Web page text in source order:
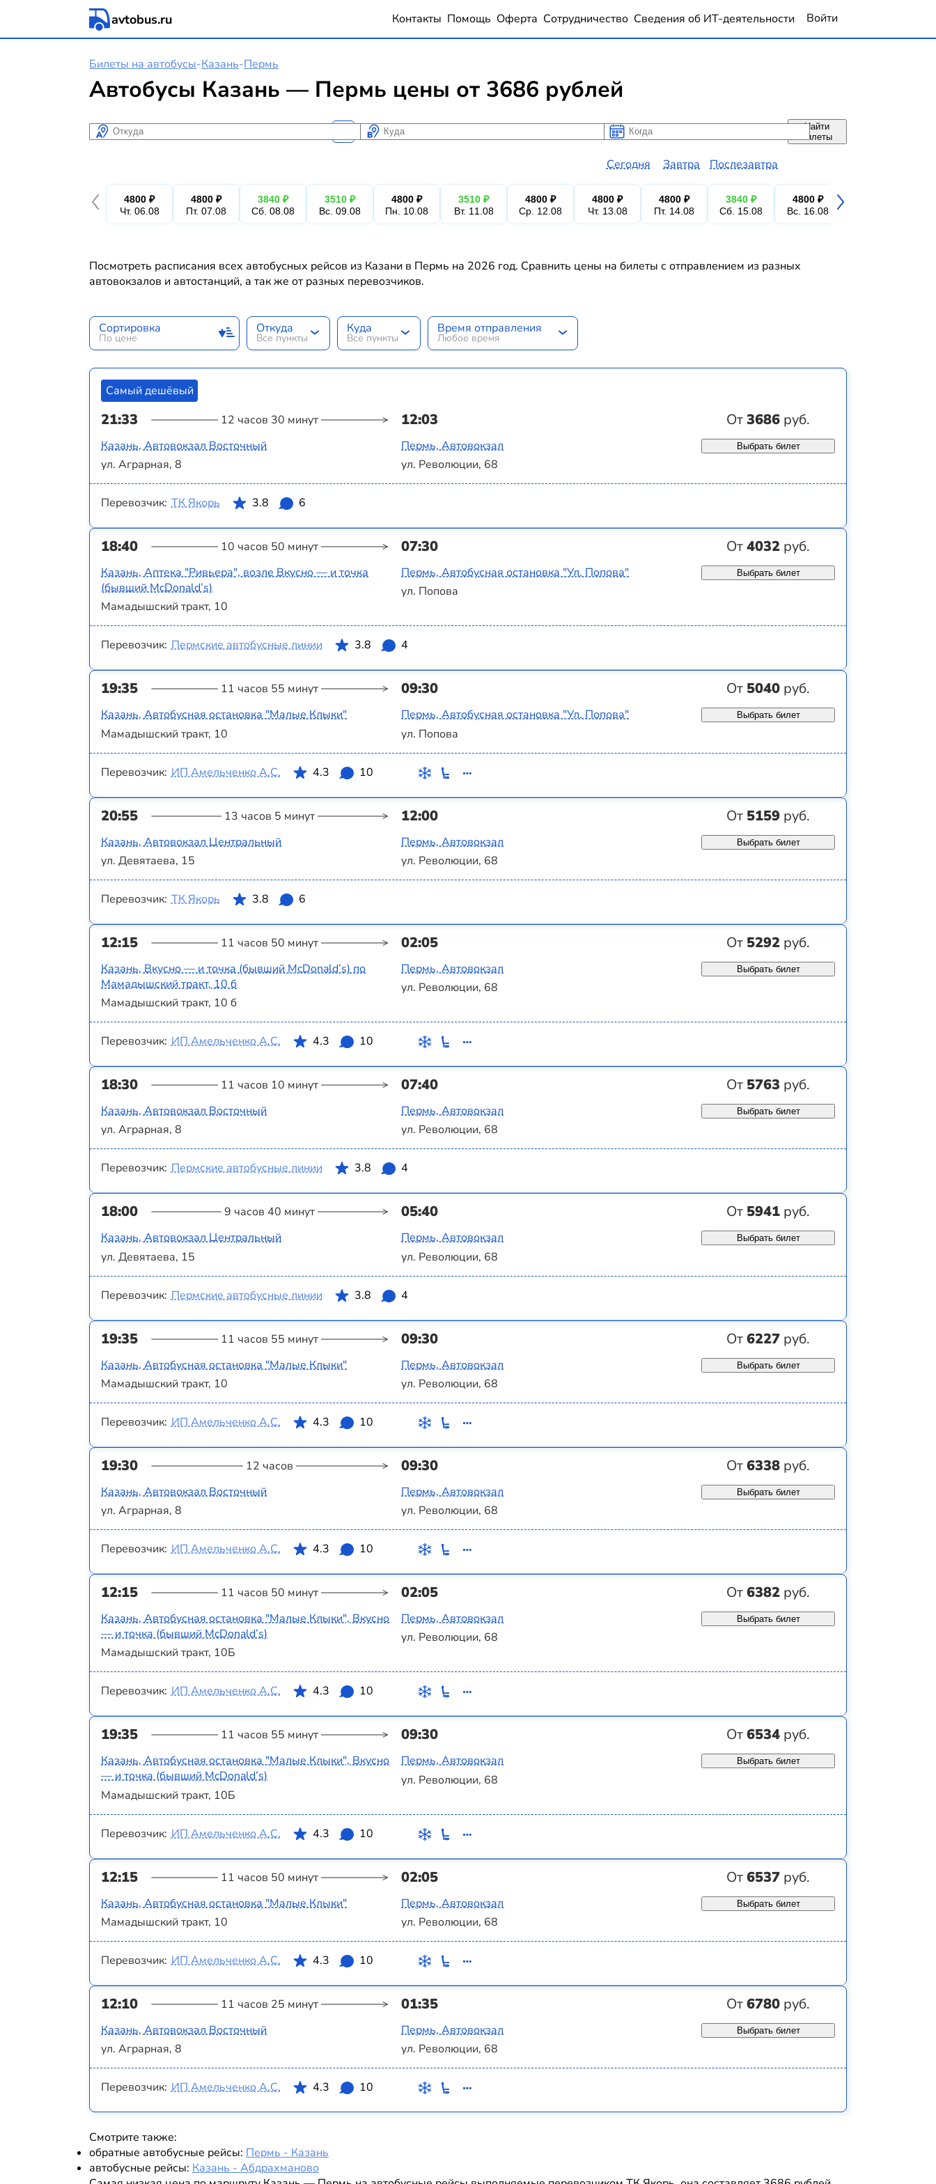
avtobus.ru Контакты Помощь Оферта Сотрудничество Сведения об ИТ-деятельности Войти
Билеты на автобусы-Казань-Пермь
Автобусы Казань — Пермь цены от 3686 рублей
Откуда Куда Когда
Когда
Сегодня Завтра Послезавтра
Найти
билеты
4800 ₽
Чт. 06.08
4800 ₽
Пт. 07.08
3840 ₽
Сб. 08.08
3510 ₽
Вс. 09.08
4800 ₽
Пн. 10.08
3510 ₽
Вт. 11.08
4800 ₽
Ср. 12.08
4800 ₽
Чт. 13.08
4800 ₽
Пт. 14.08
3840 ₽
Сб. 15.08
4800 ₽
Вс. 16.08
Посмотреть расписания всех автобусных рейсов из Казани в Пермь на 2026 год. Сравнить цены на билеты с отправлением из разных
автовокзалов и автостанций, а так же от разных перевозчиков.
Сортировка
По цене
Откуда
Все пункты
Куда
Все пункты
Время отправления
Любое время
Самый дешёвый
21:33 12 часов 30 минут 12:03 От3686 руб.
Казань, Автовокзал Восточный
ул. Аграрная, 8
Пермь, Автовокзал
ул. Революции, 68
Выбрать билет
Перевозчик: ТК Якорь 3.8 6
18:40 10 часов 50 минут 07:30 От4032 руб.
Казань, Аптека "Ривьера", возле Вкусно — и точка
(бывший McDonald’s)
Мамадышский тракт, 10
Пермь, Автобусная остановка "Ул. Попова"
ул. Попова
Выбрать билет
Перевозчик: Пермские автобусные линии 3.8 4
19:35 11 часов 55 минут 09:30 От 5040 руб.
Казань, Автобусная остановка "Малые Клыки"
Мамадышский тракт, 10
Пермь, Автобусная остановка "Ул. Попова"
ул. Попова
Выбрать билет
Перевозчик: ИП Амельченко А.С. 4.3 10
20:55 13 часов 5 минут 12:00 От 5159 руб.
Казань, Автовокзал Центральный
ул. Девятаева, 15
Пермь, Автовокзал
ул. Революции, 68
Выбрать билет
Перевозчик: ТК Якорь 3.8 6
12:15 11 часов 50 минут 02:05 От 5292 руб.
Казань, Вкусно — и точка (бывший McDonald’s) по
Мамадышский тракт, 10 б
Мамадышский тракт, 10 б
Пермь, Автовокзал
ул. Революции, 68
Выбрать билет
Перевозчик: ИП Амельченко А.С. 4.3 10
18:30 11 часов 10 минут 07:40 От 5763 руб.
Казань, Автовокзал Восточный
ул. Аграрная, 8
Пермь, Автовокзал
ул. Революции, 68
Выбрать билет
Перевозчик: Пермские автобусные линии 3.8 4
18:00 9 часов 40 минут 05:40 От 5941 руб.
Казань, Автовокзал Центральный
ул. Девятаева, 15
Пермь, Автовокзал
ул. Революции, 68
Выбрать билет
Перевозчик: Пермские автобусные линии 3.8 4
19:35 11 часов 55 минут 09:30 От6227 руб.
Казань, Автобусная остановка "Малые Клыки"
Мамадышский тракт, 10
Пермь, Автовокзал
ул. Революции, 68
Выбрать билет
Перевозчик: ИП Амельченко А.С. 4.3 10
19:30 12 часов 09:30 От6338 руб.
Казань, Автовокзал Восточный
ул. Аграрная, 8
Пермь, Автовокзал
ул. Революции, 68
Выбрать билет
Перевозчик: ИП Амельченко А.С. 4.3 10
12:15 11 часов 50 минут 02:05 От6382 руб.
Казань, Автобусная остановка "Малые Клыки", Вкусно
— и точка (бывший McDonald’s)
Мамадышский тракт, 10Б
Пермь, Автовокзал
ул. Революции, 68
Выбрать билет
Перевозчик: ИП Амельченко А.С. 4.3 10
19:35 11 часов 55 минут 09:30 От6534 руб.
Казань, Автобусная остановка "Малые Клыки", Вкусно
— и точка (бывший McDonald’s)
Мамадышский тракт, 10Б
Пермь, Автовокзал
ул. Революции, 68
Выбрать билет
Перевозчик: ИП Амельченко А.С. 4.3 10
12:15 11 часов 50 минут 02:05 От6537 руб.
Казань, Автобусная остановка "Малые Клыки"
Мамадышский тракт, 10
Пермь, Автовокзал
ул. Революции, 68
Выбрать билет
Перевозчик: ИП Амельченко А.С. 4.3 10
12:10 11 часов 25 минут 01:35 От6780 руб.
Казань, Автовокзал Восточный
ул. Аграрная, 8
Пермь, Автовокзал
ул. Революции, 68
Выбрать билет
Перевозчик: ИП Амельченко А.С. 4.3 10
Смотрите также:
обратные автобусные рейсы: Пермь - Казань
автобусные рейсы: Казань - Абдрахманово